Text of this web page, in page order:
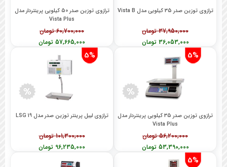
ترازوی توزین صدر 35 کیلویی مدل Vista B
37,950,000 تومان
36,053,000 تومان
ترازوی توزین صدر 50 کیلویی پرینتردار مدل
Vista Plus
60,700,000 تومان
57,665,000 تومان
5%
ترازوی توزین صدر 35 کیلویی پرینتردار مدل
Vista Plus
56,200,000 تومان
53,390,000 تومان
5%
ترازوی لیبل پرینتر توزین صدر مدل LSG 19
101,300,000 تومان
96,235,000 تومان
5%